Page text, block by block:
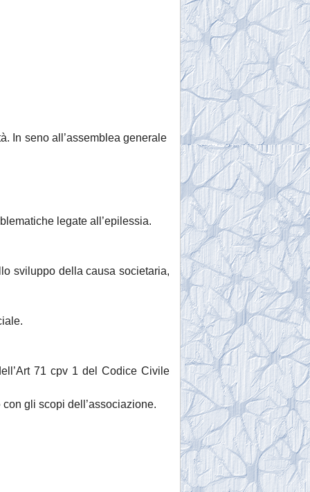
In seno all’assemblea generale
legate all’epilessia.
sviluppo della causa societaria,
71 cpv 1 del Codice Civile
gli scopi dell’associazione.